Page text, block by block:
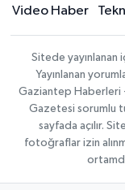
Video Haber
Sitede yayınlanan
Yayınlanan
Gaziantep Haberleri
Gazetesi sorumlu
sayfada açılır.
fotoğraflar izin